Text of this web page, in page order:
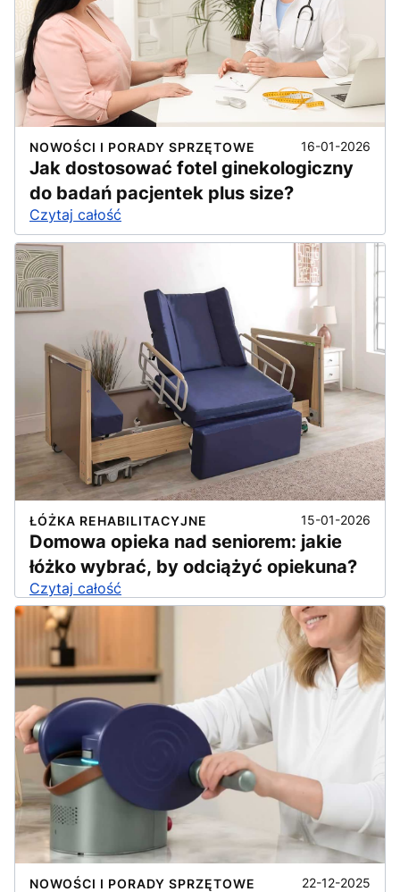
NOWOŚCI I PORADY SPRZĘTOWE 16-01-2026
Jak dostosować fotel ginekologiczny
do badań pacjentek plus size?
Czytaj całość
ŁÓŻKA REHABILITACYJNE 15-01-2026
Domowa opieka nad seniorem: jakie
łóżko wybrać, by odciążyć opiekuna?
Czytaj całość
NOWOŚCI I PORADY SPRZĘTOWE 22-12-2025